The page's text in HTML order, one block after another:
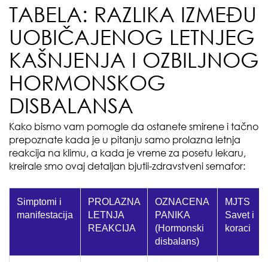
TABELA: RAZLIKA IZMEĐU
UOBIČAJENOG LETNJEG
KAŠNJENJA I OZBILJNOG
HORMONSKOG
DISBALANSA
Kako bismo vam pomogle da ostanete smirene i tačno
prepoznate kada je u pitanju samo prolazna letnja
reakcija na klimu, a kada je vreme za posetu lekaru,
kreirale smo ovaj detaljan bjutii-zdravstveni semafor:
Simptomi i
manifestacija
PROLAZNA
LETNJA
REAKCIJA
OZNACENA
PANIKA
(Hormonski
disbalans)
MJTS
Savet i
koraci